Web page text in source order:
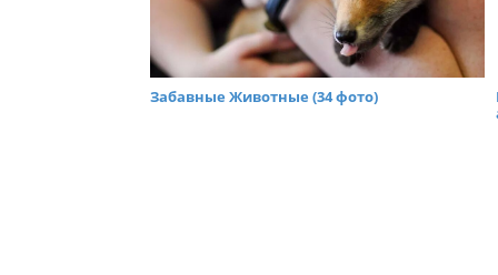
Забавные Животные (34 фото)